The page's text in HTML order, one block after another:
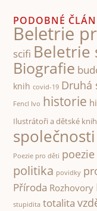
PODOBNÉ
Beletrie
scifi Beletrie
Biografie
knih covid-19 Druhá
Fencl Ivo historie
Ilustrátoři a dětské
společnosti
Poezie pro děti
politika povidky
Příroda Rozhovory
stupidita totalita